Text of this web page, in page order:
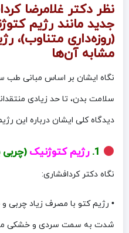
نظر دکتر غلامرضا
جدید مانند رژیم
(روزه‌داری متناوب)،
مشابه آن‌ها
نگاه ایشان بر اساس مبانی طب
سلامت بدن، تا حد زیادی
دیدگاه کلی ایشان درباره این
رژیم کتوژنیک (چربی
نگاه دکتر کردافشاری:
• رژیم کتو با مصرف زیاد چربی
شدت به سمت سردی و خشکی